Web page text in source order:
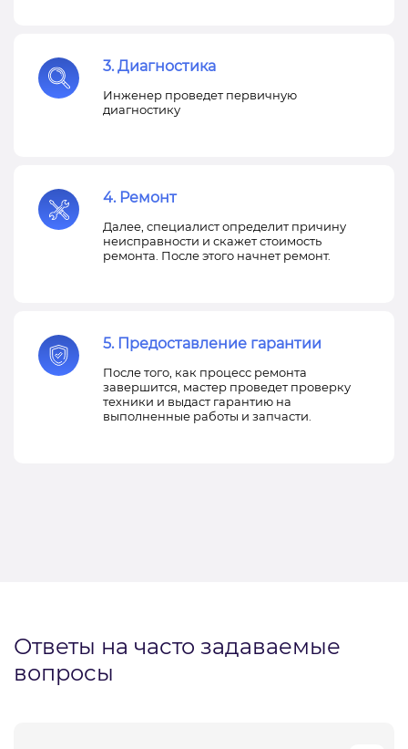
3. Диагностика
Инженер проведет первичную
диагностику
4. Ремонт
Далее, специалист определит причину
неисправности и скажет стоимость
ремонта. После этого начнет ремонт.
5. Предоставление гарантии
После того, как процесс ремонта
завершится, мастер проведет проверку
техники и выдаст гарантию на
выполненные работы и запчасти.
Ответы на часто задаваемые
вопросы